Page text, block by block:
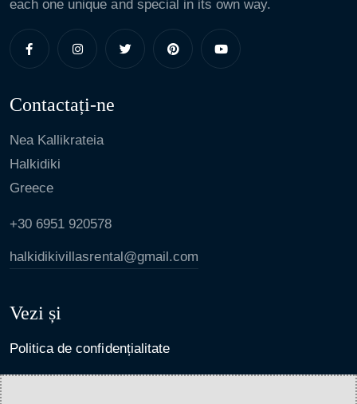
each one unique and special in its own way.
Contactați-ne
Nea Kallikrateia
Halkidiki
Greece
+30 6951 920578
halkidikivillasrental@gmail.com
Vezi și
Politica de confidențialitate